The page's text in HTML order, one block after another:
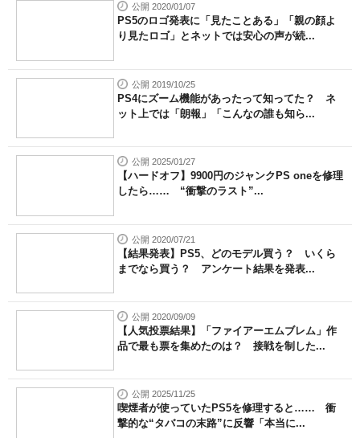
公開 2020/01/07
PS5のロゴ発表に「見たことある」「親の顔よ
り見たロゴ」とネットでは安心の声が続...
公開 2019/10/25
PS4にズーム機能があったって知ってた？ ネ
ット上では「朗報」「こんなの誰も知ら...
公開 2025/01/27
【ハードオフ】9900円のジャンクPS oneを修理
したら…… “衝撃のラスト”...
公開 2020/07/21
【結果発表】PS5、どのモデル買う？ いくら
までなら買う？ アンケート結果を発表...
公開 2020/09/09
【人気投票結果】「ファイアーエムブレム」作
品で最も票を集めたのは？ 接戦を制した...
公開 2025/11/25
喫煙者が使っていたPS5を修理すると…… 衝
撃的な“タバコの末路”に反響「本当に...